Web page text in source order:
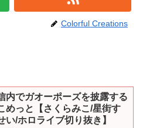
Colorful Creations
内でガオーポーズを披露する
めっと【さくらみこ/星街す
い/ホロライブ切り抜き】